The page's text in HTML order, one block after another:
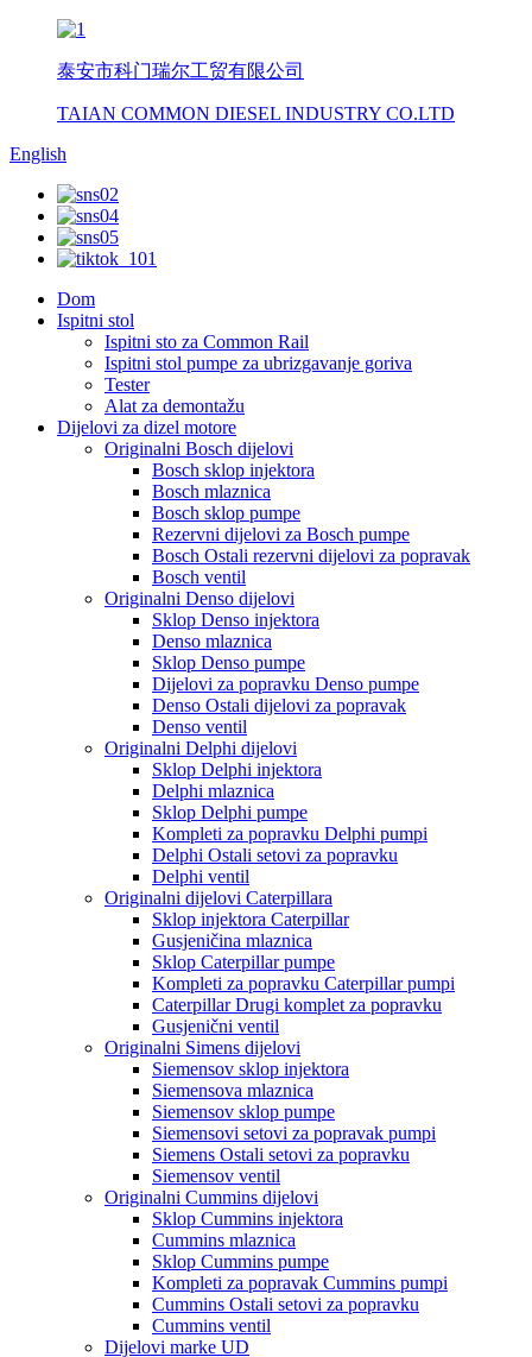
泰安市科门瑞尔工贸有限公司
TAIAN COMMON DIESEL INDUSTRY CO.LTD
English
Dom
Ispitni stol
Ispitni sto za Common Rail
Ispitni stol pumpe za ubrizgavanje goriva
Tester
Alat za demontažu
Dijelovi za dizel motore
Originalni Bosch dijelovi
Bosch sklop injektora
Bosch mlaznica
Bosch sklop pumpe
Rezervni dijelovi za Bosch pumpe
Bosch Ostali rezervni dijelovi za popravak
Bosch ventil
Originalni Denso dijelovi
Sklop Denso injektora
Denso mlaznica
Sklop Denso pumpe
Dijelovi za popravku Denso pumpe
Denso Ostali dijelovi za popravak
Denso ventil
Originalni Delphi dijelovi
Sklop Delphi injektora
Delphi mlaznica
Sklop Delphi pumpe
Kompleti za popravku Delphi pumpi
Delphi Ostali setovi za popravku
Delphi ventil
Originalni dijelovi Caterpillara
Sklop injektora Caterpillar
Gusjeničina mlaznica
Sklop Caterpillar pumpe
Kompleti za popravku Caterpillar pumpi
Caterpillar Drugi komplet za popravku
Gusjenični ventil
Originalni Simens dijelovi
Siemensov sklop injektora
Siemensova mlaznica
Siemensov sklop pumpe
Siemensovi setovi za popravak pumpi
Siemens Ostali setovi za popravku
Siemensov ventil
Originalni Cummins dijelovi
Sklop Cummins injektora
Cummins mlaznica
Sklop Cummins pumpe
Kompleti za popravak Cummins pumpi
Cummins Ostali setovi za popravku
Cummins ventil
Dijelovi marke UD